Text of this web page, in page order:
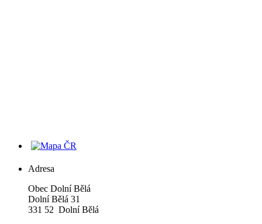
Adresa
Obec Dolní Bělá
Dolní Bělá 31
331 52 Dolní Bělá